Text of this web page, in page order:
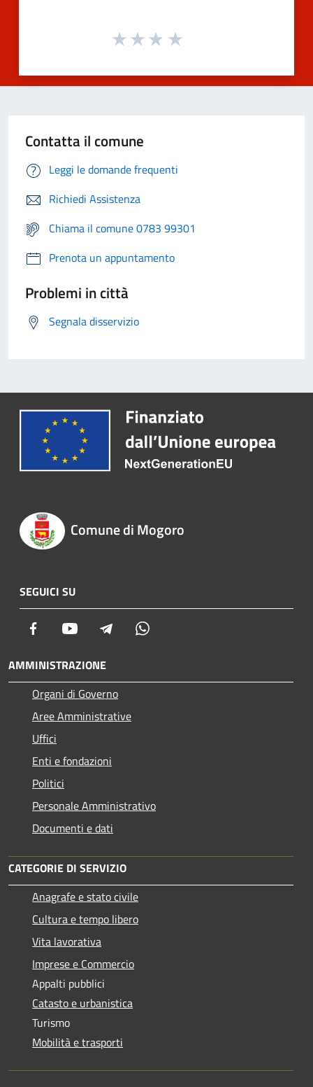
Contatta il comune
Leggi le domande frequenti
Richiedi Assistenza
Chiama il comune 0783 99301
Prenota un appuntamento
Problemi in città
Segnala disservizio
Comune di Mogoro
SEGUICI SU
Facebook Youtube Telegram
AMMINISTRAZIONE
Organi di Governo
Aree Amministrative
Uffici
Enti e fondazioni
Politici
Personale Amministrativo
Documenti e dati
CATEGORIE DI SERVIZIO
Anagrafe e stato civile
Cultura e tempo libero
Vita lavorativa
Imprese e Commercio
Appalti pubblici
Catasto e urbanistica
Turismo
Mobilità e trasporti